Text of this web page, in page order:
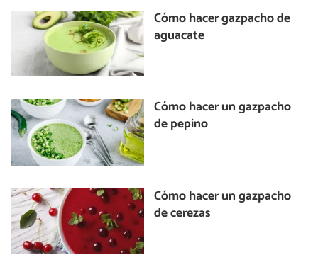
Cómo hacer gazpacho de
aguacate
Cómo hacer un gazpacho
de pepino
Cómo hacer un gazpacho
de cerezas